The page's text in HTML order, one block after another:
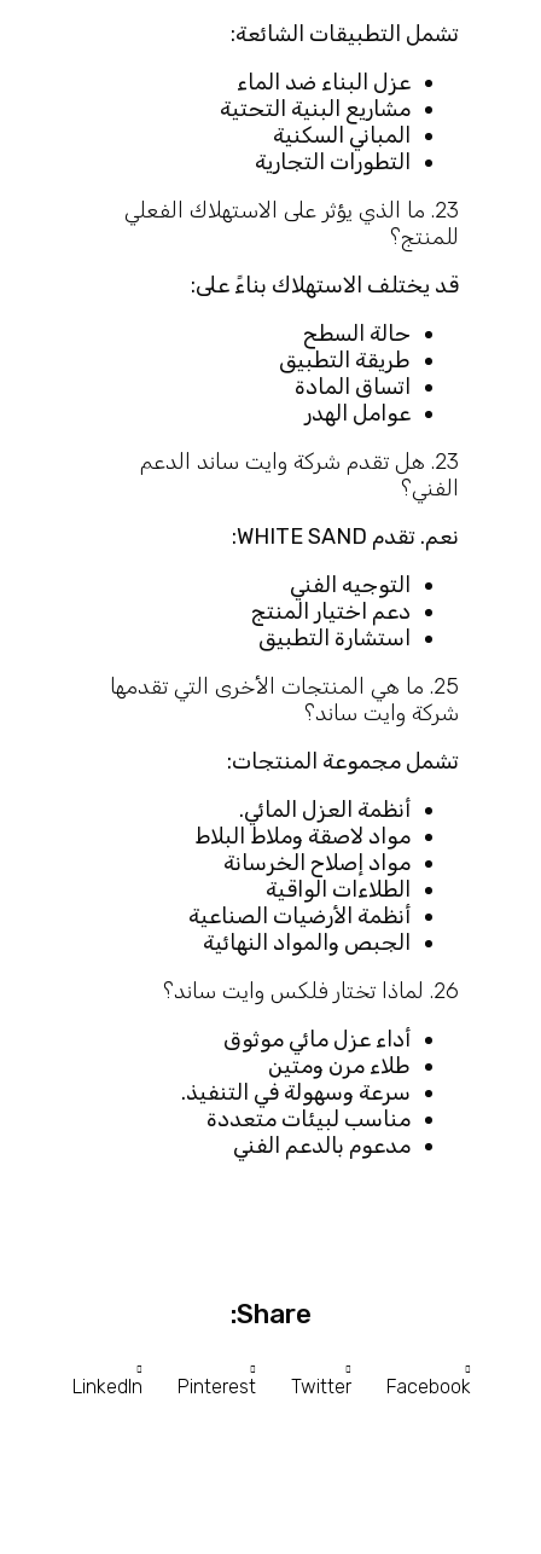
تشمل التطبيقات الشائعة:
عزل البناء ضد الماء
مشاريع البنية التحتية
المباني السكنية
التطورات التجارية
23. ما الذي يؤثر على الاستهلاك الفعلي
للمنتج؟
قد يختلف الاستهلاك بناءً على:
حالة السطح
طريقة التطبيق
اتساق المادة
عوامل الهدر
23. هل تقدم شركة وايت ساند الدعم
الفني؟
نعم. تقدم WHITE SAND:
التوجيه الفني
دعم اختيار المنتج
استشارة التطبيق
25. ما هي المنتجات الأخرى التي تقدمها
شركة وايت ساند؟
تشمل مجموعة المنتجات:
أنظمة العزل المائي.
مواد لاصقة وملاط البلاط
مواد إصلاح الخرسانة
الطلاءات الواقية
أنظمة الأرضيات الصناعية
الجبص والمواد النهائية
26. لماذا تختار فلكس وايت ساند؟
أداء عزل مائي موثوق
طلاء مرن ومتین
سرعة وسهولة في التنفيذ.
مناسب لبيئات متعددة
مدعوم بالدعم الفني
Share:
Facebook
Twitter
Pinterest
LinkedIn